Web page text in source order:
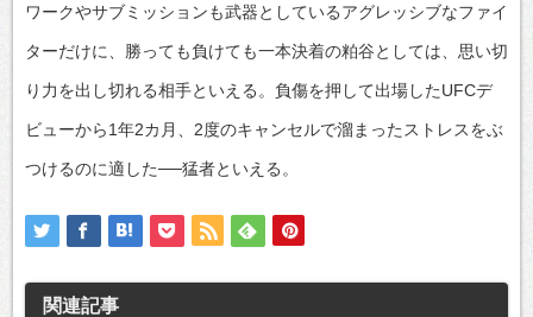
ワークやサブミッションも武器としているアグレッシブなファイ
ターだけに、勝っても負けても一本決着の粕谷としては、思い切
り力を出し切れる相手といえる。負傷を押して出場したUFCデ
ビューから1年2カ月、2度のキャンセルで溜まったストレスをぶ
つけるのに適した──猛者といえる。
関連記事